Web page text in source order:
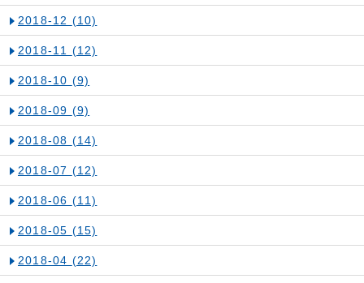
2018-12 (10)
2018-11 (12)
2018-10 (9)
2018-09 (9)
2018-08 (14)
2018-07 (12)
2018-06 (11)
2018-05 (15)
2018-04 (22)